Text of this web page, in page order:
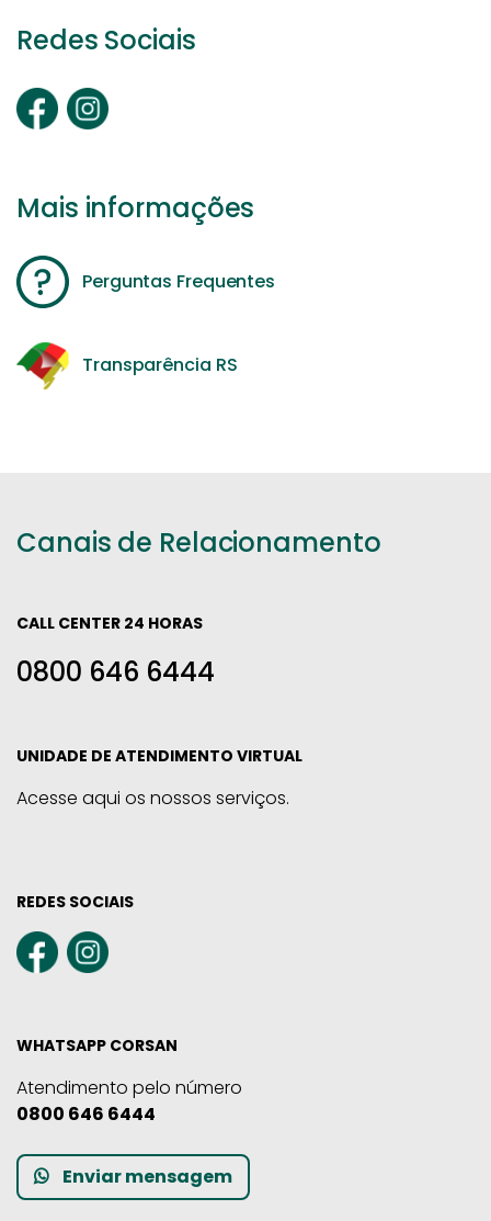
Redes Sociais
Mais informações
Perguntas Frequentes
Transparência RS
Canais de Relacionamento
CALL CENTER 24 HORAS
0800 646 6444
UNIDADE DE ATENDIMENTO VIRTUAL
Acesse aqui os nossos serviços.
REDES SOCIAIS
WHATSAPP CORSAN
Atendimento pelo número
0800 646 6444
Enviar mensagem